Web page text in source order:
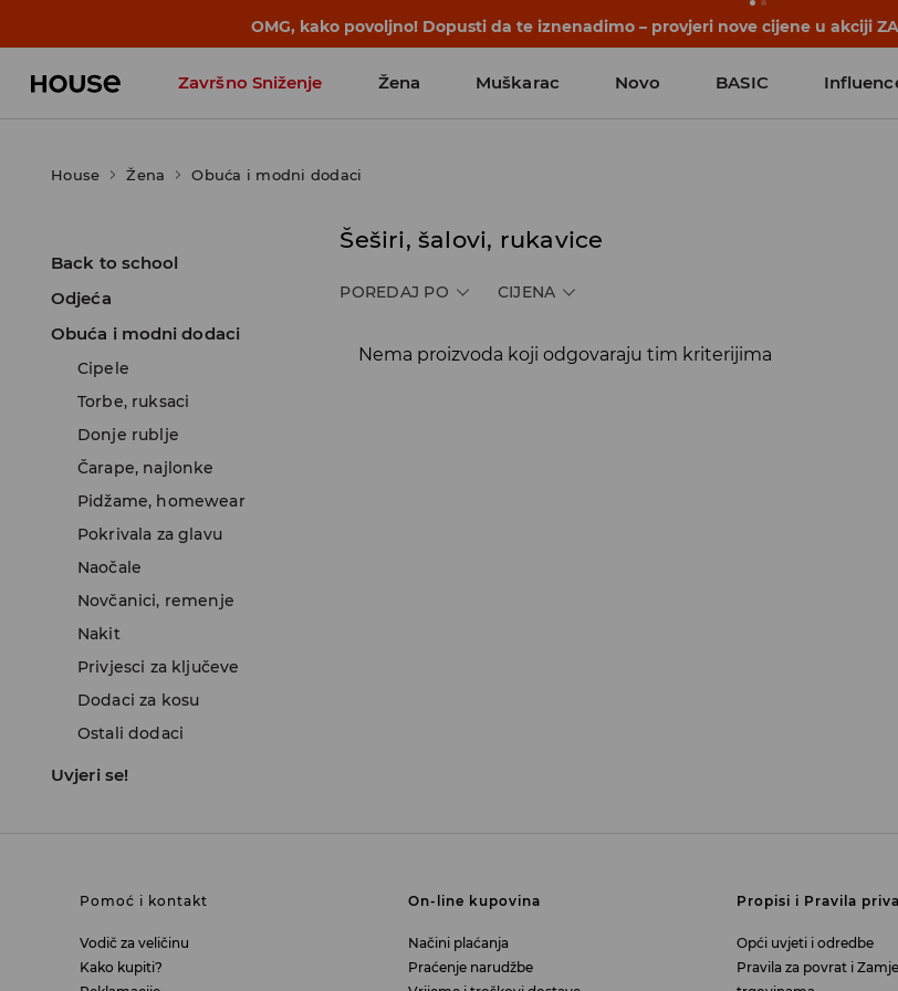
OMG, kako povoljno! Dopusti da te iznenadimo – provjeri nove cijene u akciji
Završno Sniženje Žena Muškarac Novo BASIC
House Žena Obuća i modni dodaci
Back to school
Odjeća
Obuća i modni dodaci
Cipele
Torbe, ruksaci
Donje rublje
Čarape, najlonke
Pidžame, homewear
Pokrivala za glavu
Naočale
Novčanici, remenje
Nakit
Privjesci za ključeve
Dodaci za kosu
Ostali dodaci
Uvjeri se!
Šeširi, šalovi, rukavice
POREDAJ PO CIJENA
Nema proizvoda koji odgovaraju tim kriterijima
Pomoć i kontakt
Vodič za veličinu
Kako kupiti?
On-line kupovina
Načini plaćanja
Praćenje narudžbe
Propisi i Pravila
Opći uvjeti i odredbe
Pravila za povrat i